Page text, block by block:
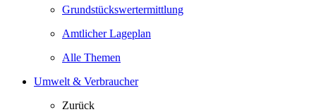
Grundstückswertermittlung
Amtlicher Lageplan
Alle Themen
Umwelt & Verbraucher
Zurück